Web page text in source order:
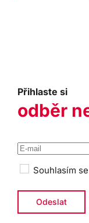
Přihlaste si
odběr
Souhlasím se